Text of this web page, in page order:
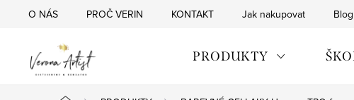
O NÁS PROČ VERIN KONTAKT Jak nakupovat Blog
PRODUKTY